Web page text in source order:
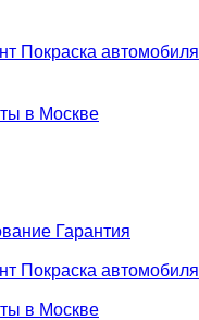
Покраска автомобиля
в Москве
Гарантия
Покраска автомобиля
в Москве